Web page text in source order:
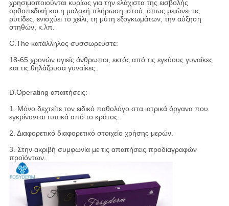
χρησιμοποιούνται κυρίως για την ελάχιστα της εισβολής
ορθοπεδική και η μαλακή πλήρωση ιστού, όπως μειώνει τις
ρυτίδες, ενισχύει το χείλι, τη μύτη εξογκωμάτων, την αύξηση
στηθών, κ.λπ.
C.The κατάλληλος συσσωρεύστε:
18-65 χρονών υγιείς άνθρωποι, εκτός από τις εγκύους γυναίκες
και τις θηλάζουσα γυναίκες.
D.Operating απαιτήσεις:
1. Μόνο δεχτείτε τον ειδικό παθολόγο στα ιατρικά όργανα που
εγκρίνονται τυπικά από το κράτος.
2. Διαφορετικό διαφορετικό στοιχείο χρήσης μερών.
3. Στην ακριβή συμφωνία με τις απαιτήσεις προδιαγραφών
προϊόντων.